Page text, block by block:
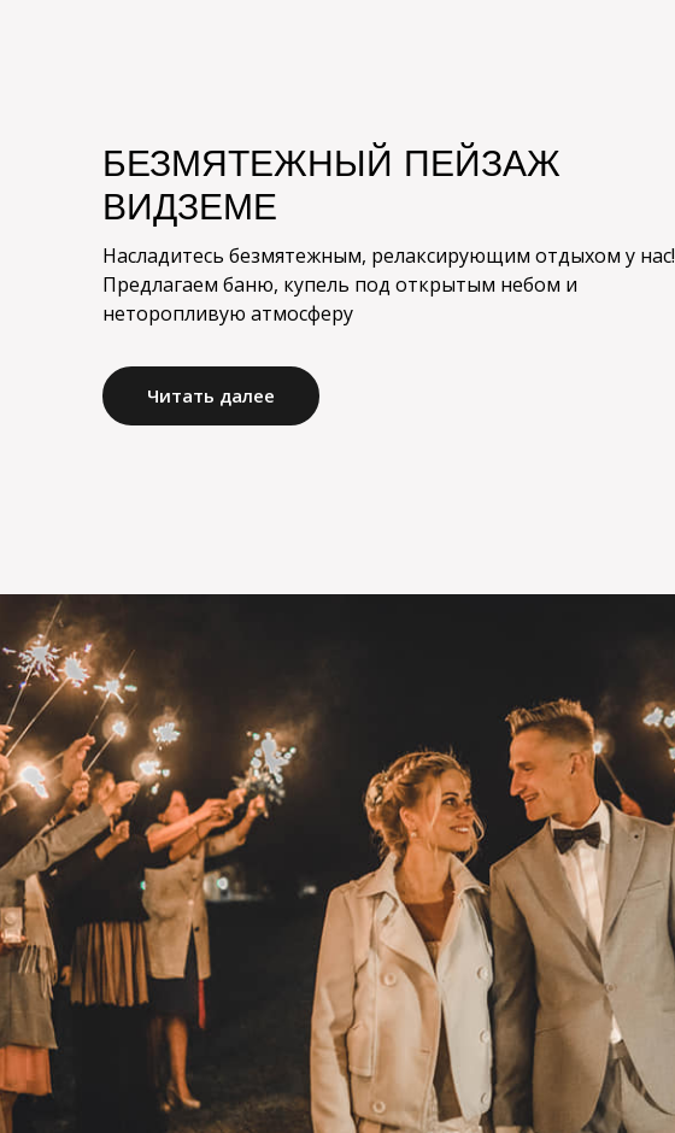
БЕЗМЯТЕЖНЫЙ ПЕЙЗАЖ
ВИДЗЕМЕ
Насладитесь безмятежным, релаксирующим отдыхом у нас!
Предлагаем баню, купель под открытым небом и
неторопливую атмосферу
Читать далее